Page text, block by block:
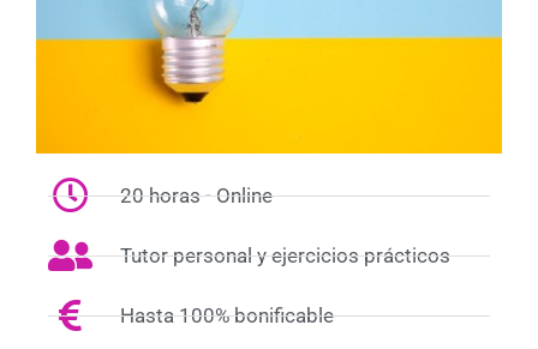
20 horas - Online
Tutor personal y ejercicios prácticos
Hasta 100% bonificable